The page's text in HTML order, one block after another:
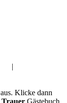
|
aus. Klicke dann
Trauer Gästebuch